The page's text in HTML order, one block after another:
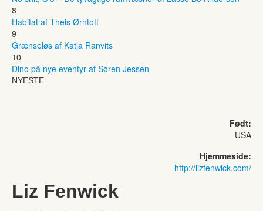
8
Habitat af Theis Ørntoft
9
Grænseløs af Katja Ranvits
10
Dino på nye eventyr af Søren Jessen
NYESTE
Født:
USA
Hjemmeside:
http://lizfenwick.com/
Liz Fenwick